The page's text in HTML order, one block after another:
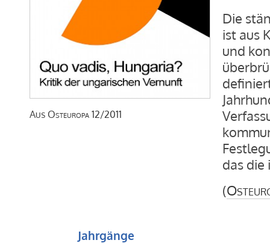
Aus Osteuropa 12/2011
Die
ist aus
und
das die
(
Jahrgänge